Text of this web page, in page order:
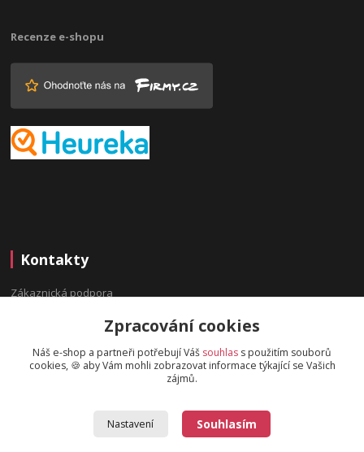
Recenze e-shopu
Kontakty
Zákaznická podpora
info@bydleninavesnici.czZpracování cookies
Náš e-shop a partneři potřebují Váš souhlas s použitím souborů
cookies, 🍪 aby Vám mohli zobrazovat informace týkající se Vašich
zájmů.
Nastavení Souhlasím